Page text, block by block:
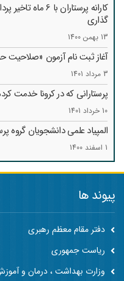
کارانه‌
گذاری
13 بهمن 1400
آغاز ثبت نام آزمون «صلاحیت
3 مرداد 1401
پرستارانی که در کرونا خدمت
10 خرداد 1401
المپیاد علمی دانشجویان گروه
1 اسفند 1400
پیوند ها
دفتر مقام معظم رهبری
ریاست جمهوری
وزارت بهداشت ، درمان و